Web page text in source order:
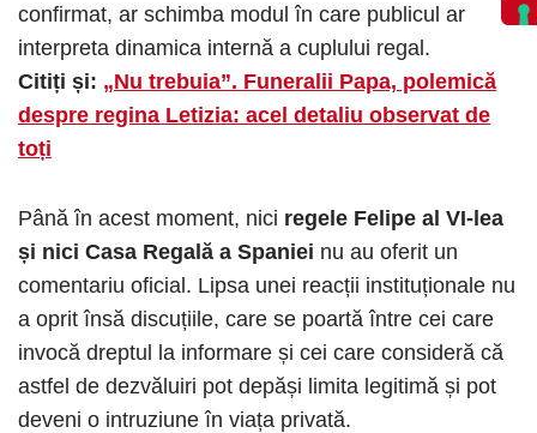
confirmat, ar schimba modul în care publicul ar
interpreta dinamica internă a cuplului regal.
Citiți și: „Nu trebuia”. Funeralii Papa, polemică
despre regina Letizia: acel detaliu observat de
toți
Până în acest moment, nici regele Felipe al VI-lea
și nici Casa Regală a Spaniei nu au oferit un
comentariu oficial. Lipsa unei reacții instituționale nu
a oprit însă discuțiile, care se poartă între cei care
invocă dreptul la informare și cei care consideră că
astfel de dezvăluiri pot depăși limita legitimă și pot
deveni o intruziune în viața privată.